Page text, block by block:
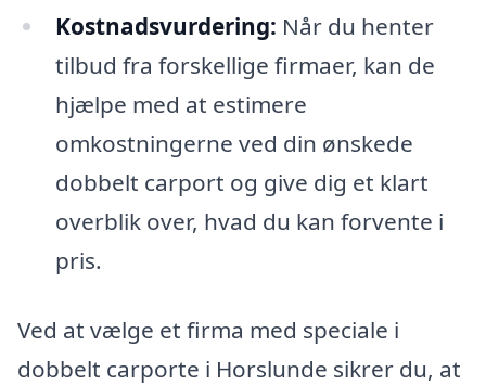
Kostnadsvurdering: Når du henter
tilbud fra forskellige firmaer, kan de
hjælpe med at estimere
omkostningerne ved din ønskede
dobbelt carport og give dig et klart
overblik over, hvad du kan forvente i
pris.
Ved at vælge et firma med speciale i
dobbelt carporte i Horslunde sikrer du, at